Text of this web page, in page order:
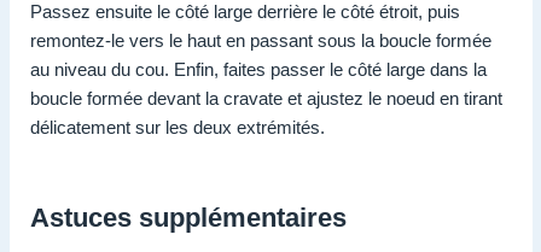
Passez ensuite le côté large derrière le côté étroit, puis
remontez-le vers le haut en passant sous la boucle formée
au niveau du cou. Enfin, faites passer le côté large dans la
boucle formée devant la cravate et ajustez le noeud en tirant
délicatement sur les deux extrémités.
Astuces supplémentaires